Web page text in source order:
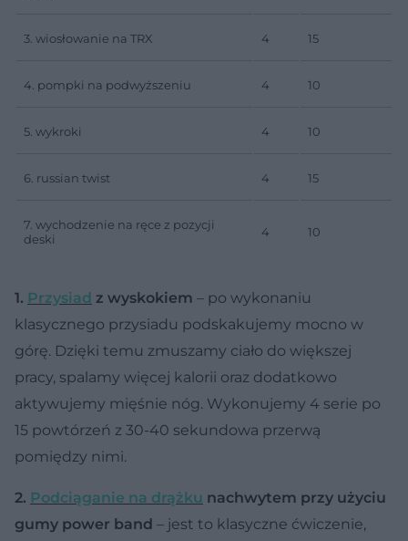
3. wiosłowanie na TRX 4 15
4. pompki na podwyższeniu 4 10
5. wykroki 4 10
6. russian twist 4 15
7. wychodzenie na ręce z pozycji
deski
4 10
1. Przysiad z wyskokiem – po wykonaniu
klasycznego przysiadu podskakujemy mocno w
górę. Dzięki temu zmuszamy ciało do większej
pracy, spalamy więcej kalorii oraz dodatkowo
aktywujemy mięśnie nóg. Wykonujemy 4 serie po
15 powtórzeń z 30-40 sekundowa przerwą
pomiędzy nimi.
2. Podciąganie na drążku nachwytem przy użyciu
gumy power band – jest to klasyczne ćwiczenie,